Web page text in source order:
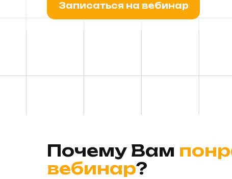
Записаться на вебинар
Почему Вам
вебинар?